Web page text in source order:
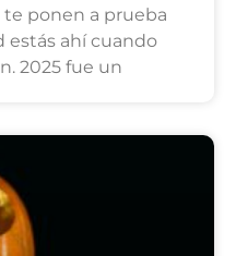
te ponen a prueba
estás ahí cuando
2025 fue un